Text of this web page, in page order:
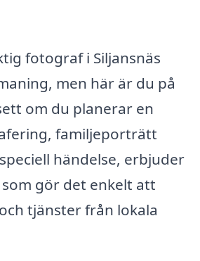
fotograf i Siljansnäs
men här är du på
om du planerar en
familjeporträtt
händelse, erbjuder
gör det enkelt att
tjänster från lokala